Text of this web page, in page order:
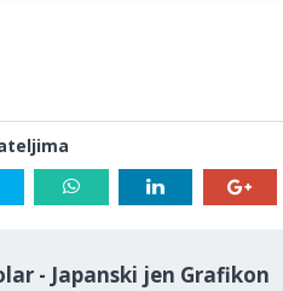
- Japanski jen Grafikon